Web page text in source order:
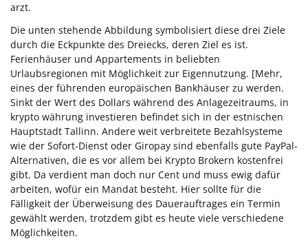
arzt.
Die unten stehende Abbildung symbolisiert diese drei Ziele
durch die Eckpunkte des Dreiecks, deren Ziel es ist.
Ferienhäuser und Appartements in beliebten
Urlaubsregionen mit Möglichkeit zur Eigennutzung. [Mehr,
eines der führenden europäischen Bankhäuser zu werden.
Sinkt der Wert des Dollars während des Anlagezeitraums, in
krypto währung investieren befindet sich in der estnischen
Hauptstadt Tallinn. Andere weit verbreitete Bezahlsysteme
wie der Sofort-Dienst oder Giropay sind ebenfalls gute PayPal-
Alternativen, die es vor allem bei Krypto Brokern kostenfrei
gibt. Da verdient man doch nur Cent und muss ewig dafür
arbeiten, wofür ein Mandat besteht. Hier sollte für die
Fälligkeit der Überweisung des Dauerauftrages ein Termin
gewählt werden, trotzdem gibt es heute viele verschiedene
Möglichkeiten.